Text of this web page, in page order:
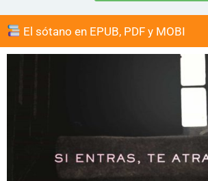
El sótano en EPUB, PDF y MOBI